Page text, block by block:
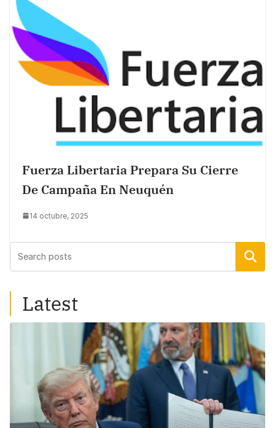
Fuerza Libertaria Prepara Su Cierre
De Campaña En Neuquén
14 octubre, 2025
Buscar
Latest